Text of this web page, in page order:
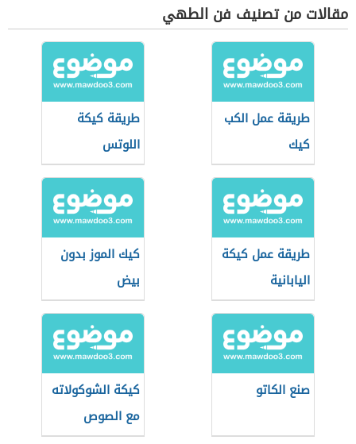
مقالات من تصنيف فن الطهي
طريقة عمل الكب
كيك
طريقة كيكة
اللوتس
طريقة عمل كيكة
اليابانية
كيك الموز بدون
بيض
صنع الكاتو
كيكة الشوكولاته
مع الصوص